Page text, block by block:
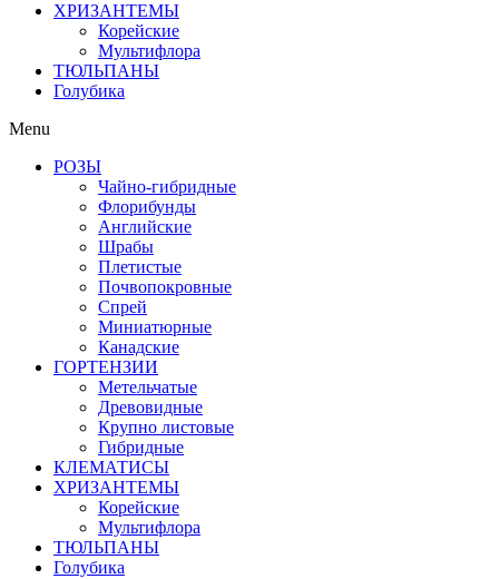
ХРИЗАНТЕМЫ
Корейские
Мультифлора
ТЮЛЬПАНЫ
Голубика
Menu
РОЗЫ
Чайно-гибридные
Флорибунды
Английские
Шрабы
Плетистые
Почвопокровные
Спрей
Миниатюрные
Канадские
ГОРТЕНЗИИ
Метельчатые
Древовидные
Крупно листовые
Гибридные
КЛЕМАТИСЫ
ХРИЗАНТЕМЫ
Корейские
Мультифлора
ТЮЛЬПАНЫ
Голубика